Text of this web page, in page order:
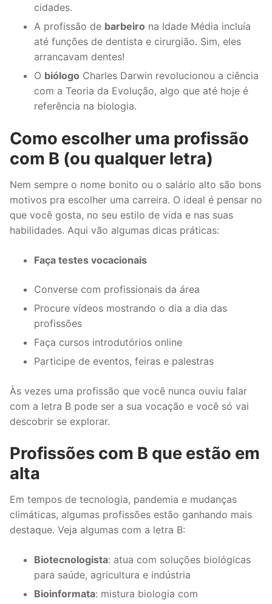
cidades.
A profissão de barbeiro na Idade Média incluía
até funções de dentista e cirurgião. Sim, eles
arrancavam dentes!
O biólogo Charles Darwin revolucionou a ciência
com a Teoria da Evolução, algo que até hoje é
referência na biologia.
Como escolher uma profissão
com B (ou qualquer letra)
Nem sempre o nome bonito ou o salário alto são bons
motivos pra escolher uma carreira. O ideal é pensar no
que você gosta, no seu estilo de vida e nas suas
habilidades. Aqui vão algumas dicas práticas:
Faça testes vocacionais
Converse com profissionais da área
Procure vídeos mostrando o dia a dia das
profissões
Faça cursos introdutórios online
Participe de eventos, feiras e palestras
Às vezes uma profissão que você nunca ouviu falar
com a letra B pode ser a sua vocação e você só vai
descobrir se explorar.
Profissões com B que estão em
alta
Em tempos de tecnologia, pandemia e mudanças
climáticas, algumas profissões estão ganhando mais
destaque. Veja algumas com a letra B:
Biotecnologista: atua com soluções biológicas
para saúde, agricultura e indústria
Bioinformata: mistura biologia com